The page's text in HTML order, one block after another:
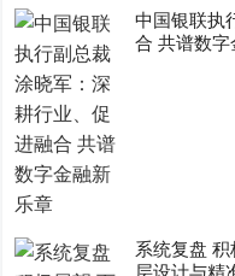
中国银联执
合 共谱数
系统复盘
层设计与精